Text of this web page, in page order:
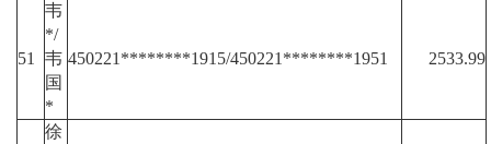
51
韦
*/
韦
国
*
450221********1915/450221********1951 2533.99
徐